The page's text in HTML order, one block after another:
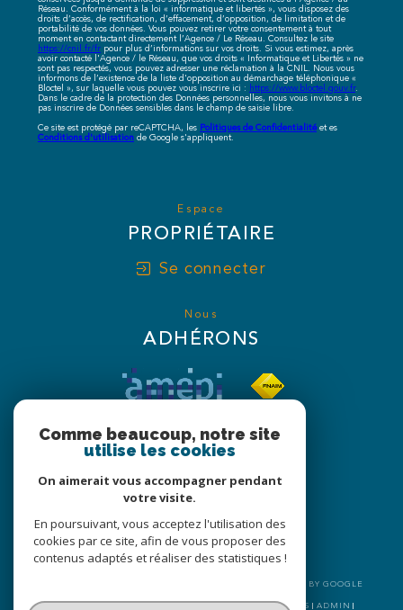
Réseau. Conformément à la loi « informatique et libertés », vous disposez des
droits d’accès, de rectification, d’effacement, d’opposition, de limitation et de
portabilité de vos données. Vous pouvez retirer votre consentement à tout
moment en contactant directement l’Agence / Le Réseau. Consultez le site
https://cnil.fr/fr pour plus d’informations sur vos droits. Si vous estimez, après
avoir contacté l'Agence / le Réseau, que vos droits « Informatique et Libertés » ne
sont pas respectés, vous pouvez adresser une réclamation à la CNIL. Nous vous
informons de l’existence de la liste d'opposition au démarchage téléphonique «
Bloctel », sur laquelle vous pouvez vous inscrire ici : https://www.bloctel.gouv.fr.
Dans le cadre de la protection des Données personnelles, nous vous invitons à ne
pas inscrire de Données sensibles dans le champ de saisie libre.
Ce site est protégé par reCAPTCHA, les Politiques de Confidentialitéet es
Conditions d'utilisation de Google s'appliquent.
Espace
PROPRIÉTAIRE
Se connecter
Nous
ADHÉRONS
© 2026 | TOUS DROITS RÉSERVÉS | TRADUCTION POWERED BY GOOGLE
MENTIONS LÉGALES ADMIN
Comme beaucoup, notre site
utilise les cookies
On aimerait vous accompagner pendant
votre visite.
En poursuivant, vous acceptez l'utilisation des
cookies par ce site, afin de vous proposer des
contenus adaptés et réaliser des statistiques !